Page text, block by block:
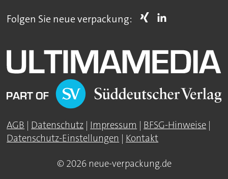
Folgen Sie neue verpackung:
AGB | Datenschutz | Impressum | BFSG-Hinweise |
Datenschutz-Einstellungen | Kontakt
© 2026 neue-verpackung.de